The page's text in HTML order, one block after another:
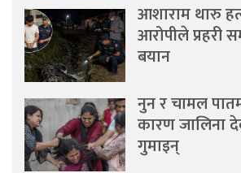
आशाराम थारु
आरोपीले प्रहरी
बयान
नुन र चामल
कारण जालिना
गुमाइन्